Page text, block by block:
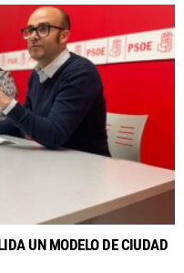
UN MODELO DE CIUDAD